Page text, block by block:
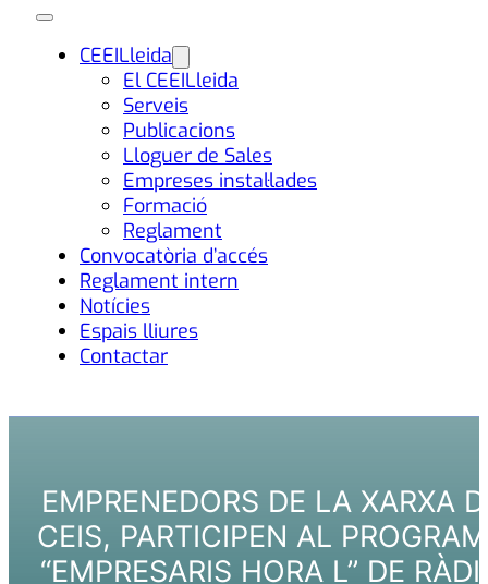
CEEILleida
El CEEILleida
Serveis
Publicacions
Lloguer de Sales
Empreses instal·lades
Formació
Reglament
Convocatòria d’accés
Reglament intern
Notícies
Espais lliures
Contactar
EMPRENEDORS DE LA XARXA
CEIS, PARTICIPEN AL
“EMPRESARIS HORA L” DE